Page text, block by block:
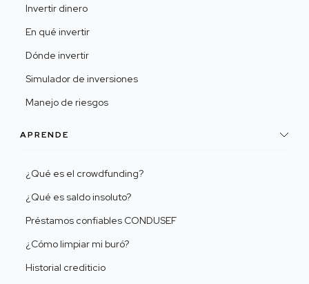
Invertir dinero
En qué invertir
Dónde invertir
Simulador de inversiones
Manejo de riesgos
APRENDE
¿Qué es el crowdfunding?
¿Qué es saldo insoluto?
Préstamos confiables CONDUSEF
¿Cómo limpiar mi buró?
Historial crediticio